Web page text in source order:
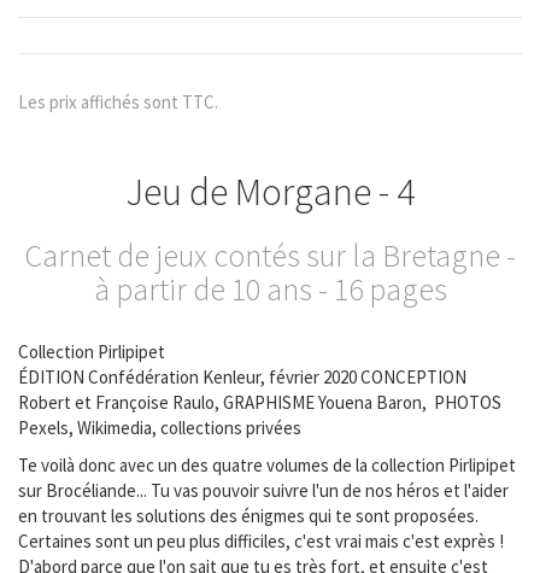
Les prix affichés sont TTC.
Jeu de Morgane - 4
Carnet de jeux contés sur la Bretagne -
à partir de 10 ans - 16 pages
Collection Pirlipipet
ÉDITION Confédération Kenleur, février 2020 CONCEPTION
Robert et Françoise Raulo, GRAPHISME Youena Baron, PHOTOS
Pexels, Wikimedia, collections privées
Te voilà donc avec un des quatre volumes de la collection Pirlipipet
sur Brocéliande... Tu vas pouvoir suivre l'un de nos héros et l'aider
en trouvant les solutions des énigmes qui te sont proposées.
Certaines sont un peu plus difficiles, c'est vrai mais c'est exprès !
D'abord parce que l'on sait que tu es très fort, et ensuite c'est